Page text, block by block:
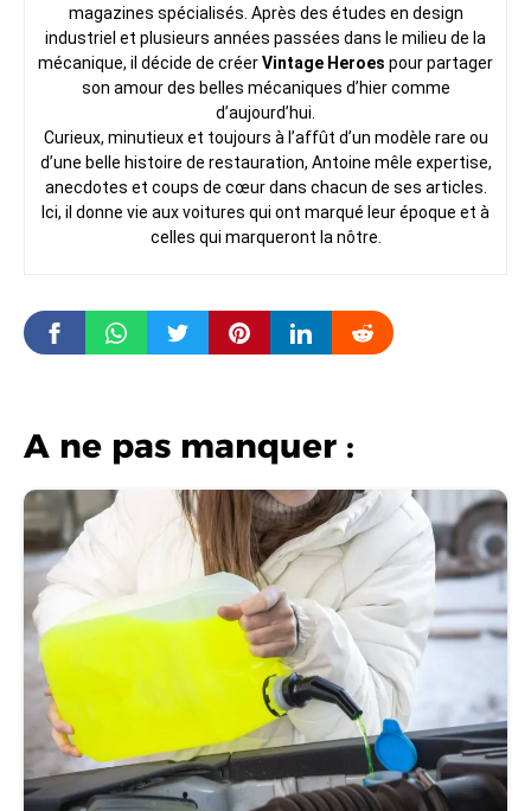
magazines spécialisés. Après des études en design
industriel et plusieurs années passées dans le milieu de la
mécanique, il décide de créerVintage Heroes pour partager
son amour des belles mécaniques d’hier comme
d’aujourd’hui.
Curieux, minutieux et toujours à l’affût d’un modèle rare ou
d’une belle histoire de restauration, Antoine mêle expertise,
anecdotes et coups de cœur dans chacun de ses articles.
Ici, il donne vie aux voitures qui ont marqué leur époque et à
celles qui marqueront la nôtre.
A ne pas manquer :